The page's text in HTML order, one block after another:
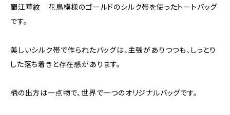
蜀江華紋 花鳥模様のゴールドのシルク帯を使ったトートバッグ
です。
美しいシルク帯で作られたバッグは、主張がありつつも、しっとり
した落ち着きと存在感があります。
柄の出方は一点物で、世界で一つのオリジナルバッグです。